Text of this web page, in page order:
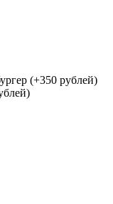
(+350 рублей)